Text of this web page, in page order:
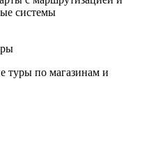
туры по магазинам и